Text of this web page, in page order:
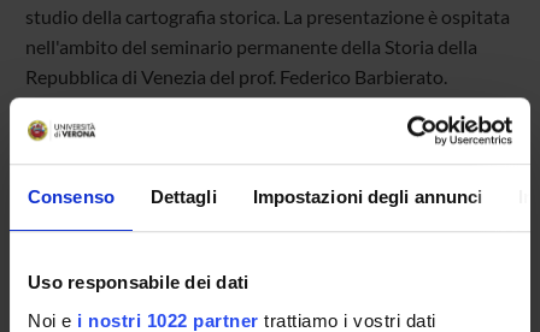
Consenso Dettagli Impostazioni degli annunci
Uso responsabile dei dati
Noi e i nostri 1022 partner trattiamo i vostri dati
studio della cartografia storica. La presentazione è ospitata
nell'ambito del seminario permanente della Storia della
Repubblica di Venezia del prof. Federico Barbierato.
TITLE